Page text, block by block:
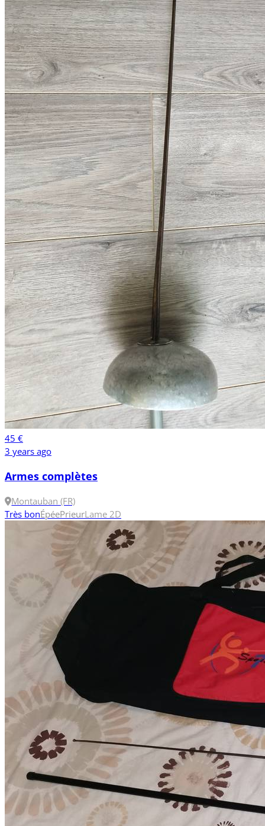
45 €
3 years ago
Armes complètes
Montauban (FR)
Très bonÉpéePrieurLame 2D